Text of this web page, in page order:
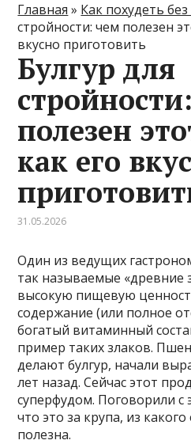
Главная » Как похудеть
стройности: чем полезен
вкусно приготовить
Булгур для
полезен
как его
31.05.2026
Один из ведущих
так называемые «древние
высокую пищевую
содержание (или полное
богатый витаминный
пример таких злаков.
делают булгур, начали
лет назад. Сейчас этот
суперфудом. Поговорили с
что это за крупа, из
полезна.